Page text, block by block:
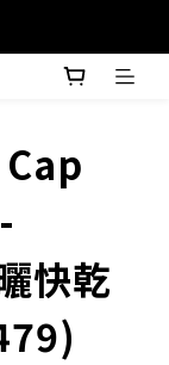
快乾